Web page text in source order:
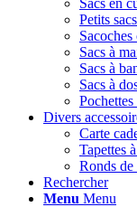
Sacs en
Petits
Sacs à
Sacs à
Sacs à
Divers
Carte
Tapettes
Ronds de
Rechercher
Menu Menu